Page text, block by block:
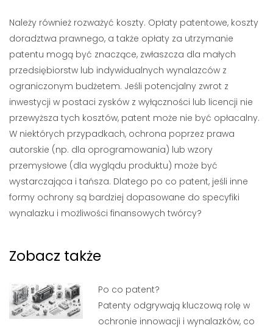
Należy również rozważyć koszty. Opłaty patentowe, koszty
doradztwa prawnego, a także opłaty za utrzymanie
patentu mogą być znaczące, zwłaszcza dla małych
przedsiębiorstw lub indywidualnych wynalazców z
ograniczonym budżetem. Jeśli potencjalny zwrot z
inwestycji w postaci zysków z wyłączności lub licencji nie
przewyższa tych kosztów, patent może nie być opłacalny.
W niektórych przypadkach, ochrona poprzez prawa
autorskie (np. dla oprogramowania) lub wzory
przemysłowe (dla wyglądu produktu) może być
wystarczająca i tańsza. Dlatego po co patent, jeśli inne
formy ochrony są bardziej dopasowane do specyfiki
wynalazku i możliwości finansowych twórcy?
Zobacz także
Po co patent?
Patenty odgrywają kluczową rolę w
ochronie innowacji i wynalazków, co